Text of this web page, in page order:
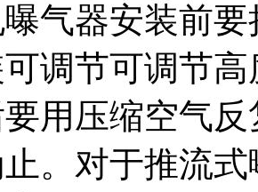
气器安装前
调节可调节
用压缩空气
。对于推流